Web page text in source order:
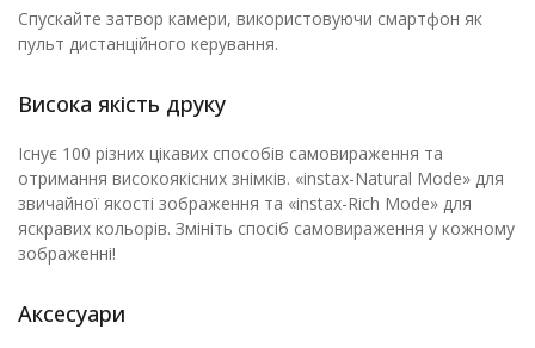
Спускайте затвор камери, використовуючи смартфон як
пульт дистанційного керування.
Висока якість друку
Існує 100 різних цікавих способів самовираження та
отримання високоякісних знімків. «instax-Natural Mode» для
звичайної якості зображення та «instax-Rich Mode» для
яскравих кольорів. Змініть спосіб самовираження у кожному
зображенні!
Аксесуари